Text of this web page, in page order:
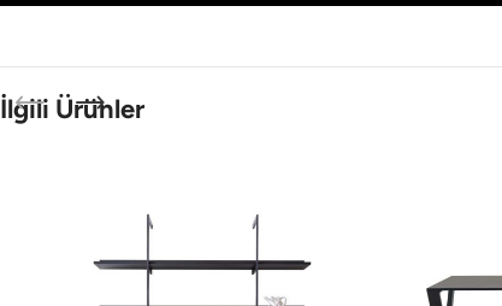
İlgili Ürünler